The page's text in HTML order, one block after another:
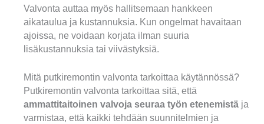
Valvonta auttaa myös hallitsemaan hankkeen
aikataulua ja kustannuksia. Kun ongelmat havaitaan
ajoissa, ne voidaan korjata ilman suuria
lisäkustannuksia tai viivästyksiä.
Mitä putkiremontin valvonta tarkoittaa käytännössä?
Putkiremontin valvonta tarkoittaa sitä, että
ammattitaitoinen valvoja seuraa työn etenemistä ja
varmistaa, että kaikki tehdään suunnitelmien ja